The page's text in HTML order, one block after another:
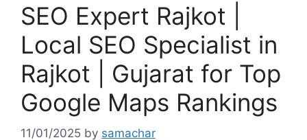
SEO Expert Rajkot |
Local SEO Specialist in
Rajkot | Gujarat for Top
Google Maps Rankings
11/01/2025 by samachar